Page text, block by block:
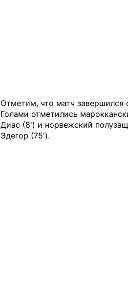
Отметим, что матч завершился
Голами отметились
Диас (8') и норвежский
Эдегор (75').